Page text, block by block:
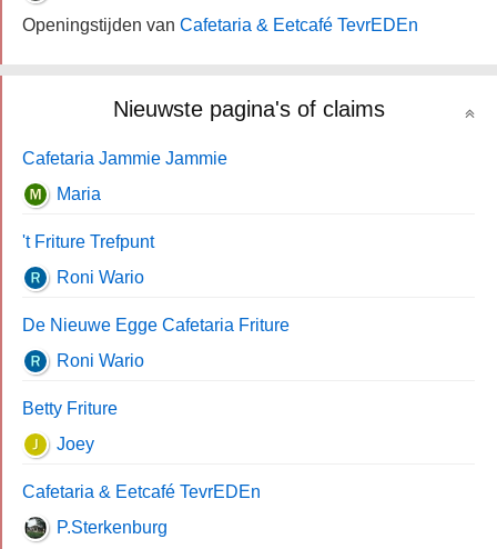
Openingstijden van Cafetaria & Eetcafé TevrEDEn
Nieuwste pagina's of claims
Cafetaria Jammie Jammie
Maria
't Friture Trefpunt
Roni Wario
De Nieuwe Egge Cafetaria Friture
Roni Wario
Betty Friture
Joey
Cafetaria & Eetcafé TevrEDEn
P.Sterkenburg